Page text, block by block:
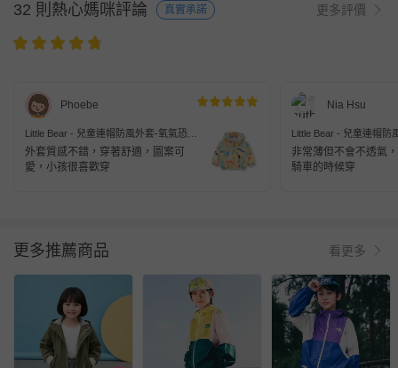
32 則熱心媽咪評論 真實承諾 更多評價
Phoebe
Little Bear - 兒童連帽防風外套-氧氣恐
龍-黃色
外套質感不錯，穿著舒適，圖案可
愛，小孩很喜歡穿
Nia Hsu
Little Bear - 兒童連帽防
機-藍色
非常薄但不會不透氣
騎車的時候穿
更多推薦商品 看更多